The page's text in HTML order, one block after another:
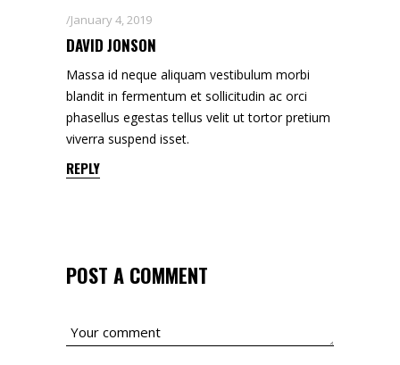
January 4, 2019
DAVID JONSON
Massa id neque aliquam vestibulum morbi
blandit in fermentum et sollicitudin ac orci
phasellus egestas tellus velit ut tortor pretium
viverra suspend isset.
REPLY
POST A COMMENT